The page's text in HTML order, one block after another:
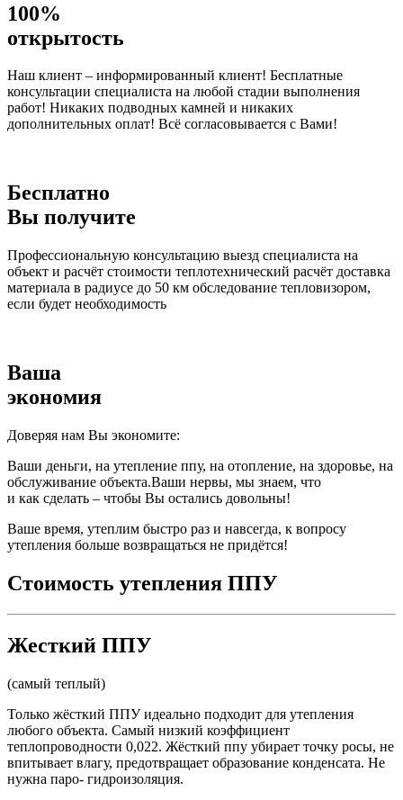
100%
открытость
Наш клиент – информированный клиент! Бесплатные
консультации специалиста на любой стадии выполнения
работ! Никаких подводных камней и никаких
дополнительных оплат! Всё согласовывается с Вами!
Бесплатно
Вы получите
Профессиональную консультацию выезд специалиста на
объект и расчёт стоимости теплотехнический расчёт доставка
материала в радиусе до 50 км обследование тепловизором,
если будет необходимость
Ваша
экономия
Доверяя нам Вы экономите:
Ваши деньги, на утепление ппу, на отопление, на здоровье, на
обслуживание объекта.Ваши нервы, мы знаем, что
и как сделать – чтобы Вы остались довольны!
Ваше время, утеплим быстро раз и навсегда, к вопросу
утепления больше возвращаться не придётся!
Стоимость утепления ППУ
Жесткий ППУ
(самый теплый)
Только жёсткий ППУ идеально подходит для утепления
любого объекта. Самый низкий коэффициент
теплопроводности 0,022. Жёсткий ппу убирает точку росы, не
впитывает влагу, предотвращает образование конденсата. Не
нужна паро- гидроизоляция.